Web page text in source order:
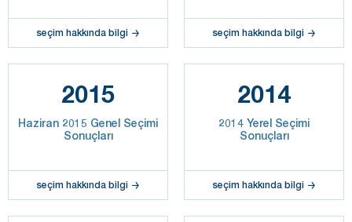
seçim hakkında bilgi seçim hakkında bilgi
2015
Haziran 2015 Genel Seçimi
Sonuçları
seçim hakkında bilgi
2014
2014 Yerel Seçimi
Sonuçları
seçim hakkında bilgi